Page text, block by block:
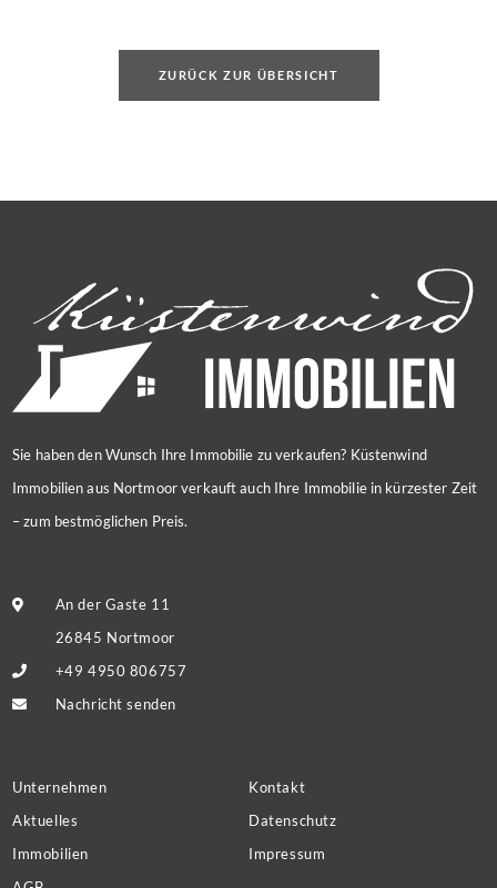
ZURÜCK ZUR ÜBERSICHT
Sie haben den Wunsch Ihre Immobilie zu verkaufen? Küstenwind
Immobilien aus Nortmoor verkauft auch Ihre Immobilie in kürzester Zeit
– zum bestmöglichen Preis.
An der Gaste 11
26845 Nortmoor
+49 4950 806757
Nachricht senden
Unternehmen
Kontakt
Aktuelles
Datenschutz
Immobilien
Impressum